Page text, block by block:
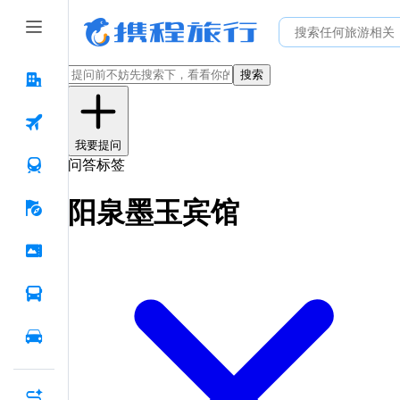
搜索
我要提问
问答标签
阳泉墨玉宾馆